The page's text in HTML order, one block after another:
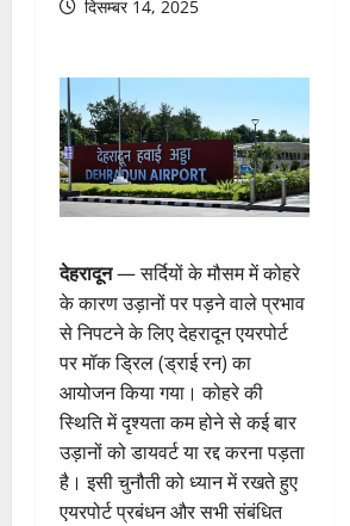
दिसम्बर 14, 2025
देहरादून— सर्दियों के मौसम में कोहरे
के कारण उड़ानों पर पड़ने वाले प्रभाव
से निपटने के लिए देहरादून एयरपोर्ट
पर मॉक ड्रिल (ड्राई रन) का
आयोजन किया गया। कोहरे की
स्थिति में दृश्यता कम होने से कई बार
उड़ानों को डायवर्ट या रद्द करना पड़ता
है। इसी चुनौती को ध्यान में रखते हुए
एयरपोर्ट प्रबंधन और सभी संबंधित